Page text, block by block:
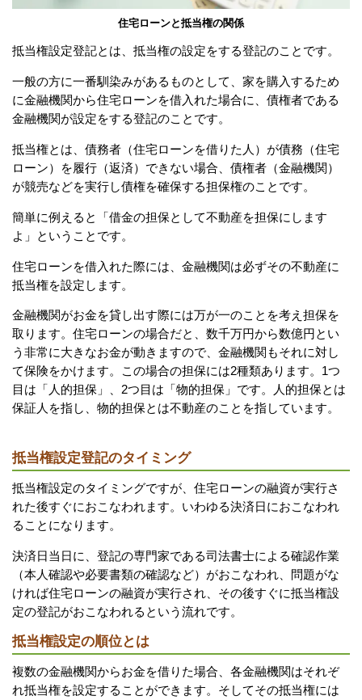
住宅ローンと抵当権の関係
抵当権設定登記とは、抵当権の設定をする登記のことです。
一般の方に一番馴染みがあるものとして、家を購入するため
に金融機関から住宅ローンを借入れた場合に、債権者である
金融機関が設定をする登記のことです。
抵当権とは、債務者（住宅ローンを借りた人）が債務（住宅
ローン）を履行（返済）できない場合、債権者（金融機関）
が競売などを実行し債権を確保する担保権のことです。
簡単に例えると「借金の担保として不動産を担保にします
よ」ということです。
住宅ローンを借入れた際には、金融機関は必ずその不動産に
抵当権を設定します。
金融機関がお金を貸し出す際には万が一のことを考え担保を
取ります。住宅ローンの場合だと、数千万円から数億円とい
う非常に大きなお金が動きますので、金融機関もそれに対し
て保険をかけます。この場合の担保には2種類あります。1つ
目は「人的担保」、2つ目は「物的担保」です。人的担保とは
保証人を指し、物的担保とは不動産のことを指しています。
抵当権設定登記のタイミング
抵当権設定のタイミングですが、住宅ローンの融資が実行さ
れた後すぐにおこなわれます。いわゆる決済日におこなわれ
ることになります。
決済日当日に、登記の専門家である司法書士による確認作業
（本人確認や必要書類の確認など）がおこなわれ、問題がな
ければ住宅ローンの融資が実行され、その後すぐに抵当権設
定の登記がおこなわれるという流れです。
抵当権設定の順位とは
複数の金融機関からお金を借りた場合、各金融機関はそれぞ
れ抵当権を設定することができます。そしてその抵当権には